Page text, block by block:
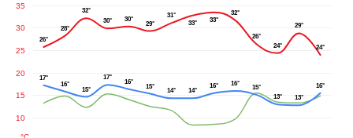
a este
e
forma
10
15
20
25
30
35
26°
28°
32°
30°
30°
29°
31°
33°
33°
32°
26°
24°
29°
24°
17°
16°
15°
17°
16°
15°
14° 14°
16° 16°
15°
13°
13°
16°